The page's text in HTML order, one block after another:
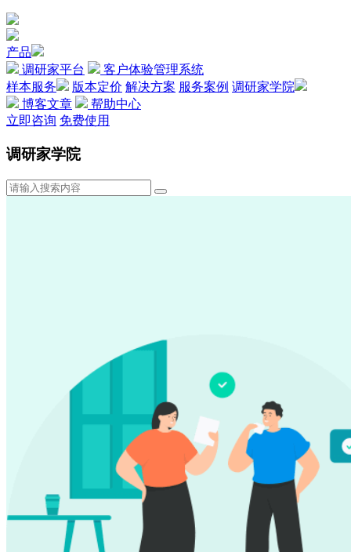
产品
调研家平台
客户体验管理系统
样本服务
版本定价 解决方案 服务案例 调研家学院
博客文章
帮助中心
立即咨询 免费使用
调研家学院